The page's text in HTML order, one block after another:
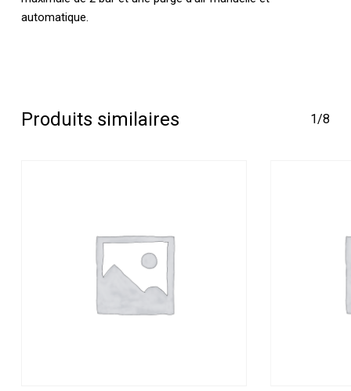
automatique.
Produits similaires 1/8